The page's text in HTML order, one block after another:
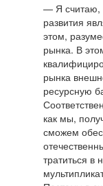
— Я считаю,
развития
этом,
рынка. В
рынка
ресурсную
как мы,
сможем
тратиться в